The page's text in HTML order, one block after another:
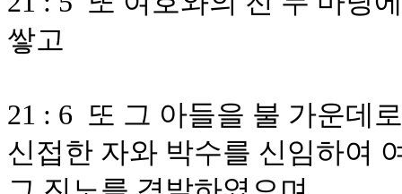
쌓고
21 : 6 또 그 아들을 불 가운데
신접한 자와 박수를 신임하여